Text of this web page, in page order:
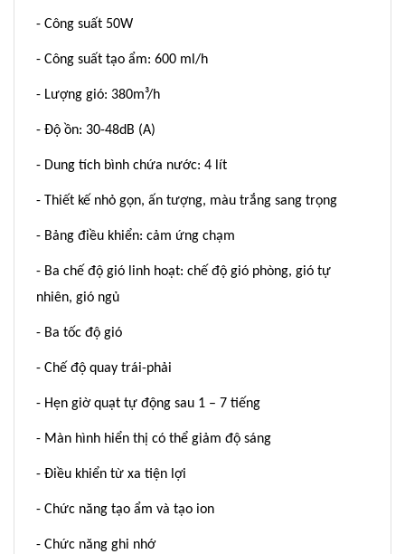
- Công suất 50W
- Công suất tạo ẩm: 600 ml/h
- Lượng gió: 380m³/h
- Độ ồn: 30-48dB (A)
- Dung tích bình chứa nước: 4 lít
- Thiết kế nhỏ gọn, ấn tượng, màu trắng sang trọng
- Bảng điều khiển: cảm ứng chạm
- Ba chế độ gió linh hoạt: chế độ gió phòng, gió tự
nhiên, gió ngủ
- Ba tốc độ gió
- Chế độ quay trái-phải
- Hẹn giờ quạt tự động sau 1 – 7 tiếng
- Màn hình hiển thị có thể giảm độ sáng
- Điều khiển từ xa tiện lợi
- Chức năng tạo ẩm và tạo ion
- Chức năng ghi nhớ